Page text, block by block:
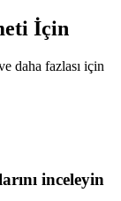
İçin
daha fazlası için
inceleyin